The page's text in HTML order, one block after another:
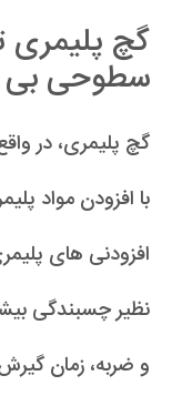
گچ پلیمری
سطوحی
گچ پلیمری، در
با افزودن مواد
افزودنی های
نظیر چسبندگی
و ضربه، زمان